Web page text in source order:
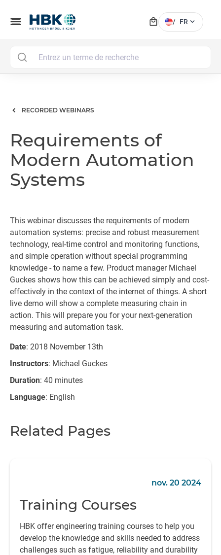
menu local_mall / FR expand_more
RECORDED WEBINARS
Requirements of
Modern Automation
Systems
This webinar discusses the requirements of modern
automation systems: precise and robust measurement
technology, real-time control and monitoring functions,
and simple operation without special programming
knowledge - to name a few. Product manager Michael
Guckes shows how this can be achieved simply and cost-
effectively in the context of the internet of things. A short
live demo will show a complete measuring chain in
action. This will prepare you for your next-generation
measuring and automation task.
Date: 2018 November 13th
Instructors: Michael Guckes
Duration: 40 minutes
Language: English
Related Pages
nov. 20 2024
Training Courses
HBK offer engineering training courses to help you
develop the knowledge and skills needed to address
challenges such as fatigue, reliability and durability